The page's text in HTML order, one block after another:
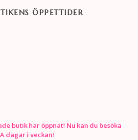
ÖPPETTIDER
butik har öppnat! Nu kan du besöka
dagar i veckan!